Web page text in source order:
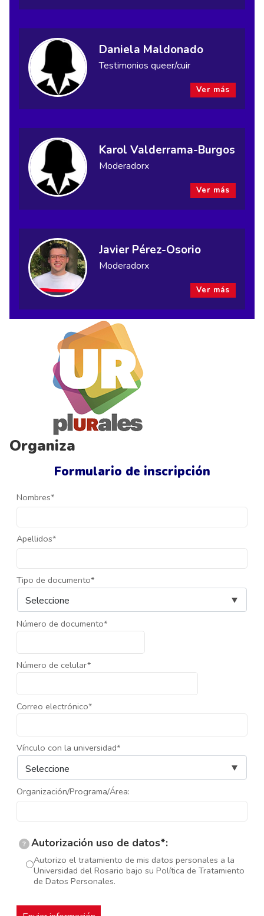
Formulario de inscripción
Nombres*
Apellidos*
Tipo de documento*
Número de documento*
Número de celular*
Correo electrónico*
Vínculo con la universidad*
Organización/Programa/Área:
? Autorización uso de datos*:
Autorizo el tratamiento de mis datos personales a la
Universidad del Rosario bajo su Política de Tratamiento
de Datos Personales.
Daniela Maldonado
Testimonios queer/cuir
Ver más
Karol Valderrama-Burgos
Moderadorx
Ver más
Javier Pérez-Osorio
Moderadorx
Ver más
Organiza